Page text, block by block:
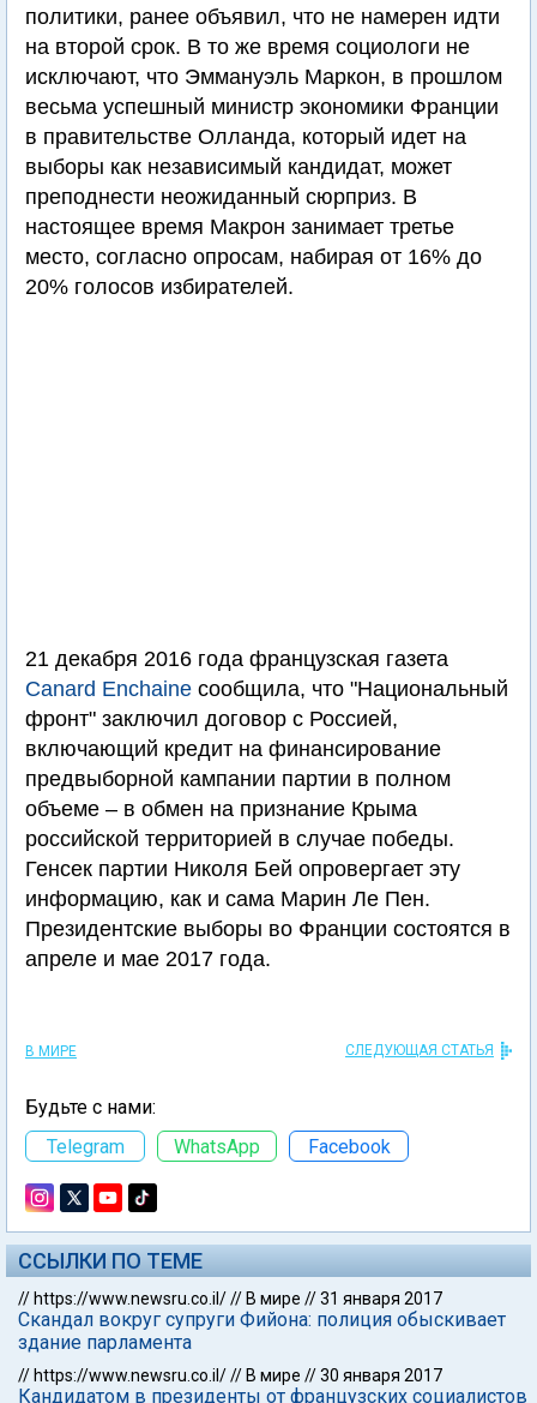
политики, ранее объявил, что не намерен идти
на второй срок. В то же время социологи не
исключают, что Эммануэль Маркон, в прошлом
весьма успешный министр экономики Франции
в правительстве Олланда, который идет на
выборы как независимый кандидат, может
преподнести неожиданный сюрприз. В
настоящее время Макрон занимает третье
место, согласно опросам, набирая от 16% до
20% голосов избирателей.
21 декабря 2016 года французская газета
Canard Enchaine сообщила, что "Национальный
фронт" заключил договор с Россией,
включающий кредит на финансирование
предвыборной кампании партии в полном
объеме – в обмен на признание Крыма
российской территорией в случае победы.
Генсек партии Николя Бей опровергает эту
информацию, как и сама Марин Ле Пен.
Президентские выборы во Франции состоятся в
апреле и мае 2017 года.
В МИРЕ СЛЕДУЮЩАЯ СТАТЬЯ
Будьте с нами:
Telegram
WhatsApp Facebook
ССЫЛКИ ПО ТЕМЕ
// https://www.newsru.co.il/// В мире //31 января 2017
Скандал вокруг супруги Фийона: полиция обыскивает
здание парламента
// https://www.newsru.co.il/// В мире //30 января 2017
Кандидатом в президенты от французских социалистов